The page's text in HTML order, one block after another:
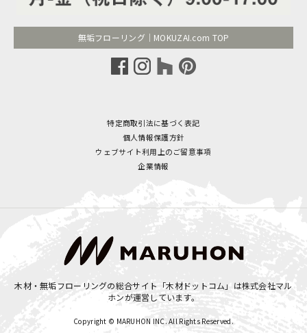
無垢フローリング｜MOKUZAI.com TOP
特定商取引法に基づく表記
個人情報保護方針
ウェブサイト利用上のご留意事項
企業情報
木材・無垢フローリングの総合サイト「木材ドットコム」は株式会社マル
ホンが運営しています。
Copyright © MARUHON INC. All Rights Reserved.